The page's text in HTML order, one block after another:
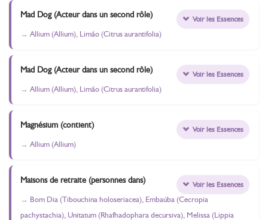
Mad Dog (Acteur dans un second rôle)
Allium (Allium), Limão (Citrus aurantifolia)
Voir les Essences
Mad Dog (Acteur dans un second rôle)
Allium (Allium), Limão (Citrus aurantifolia)
Voir les Essences
Magnésium (contient)
Allium (Allium)
Voir les Essences
Maisons de retraite (personnes dans)
Bom Dia (Tibouchina holoseriacea), Embaúba (Cecropia
pachystachia), Unitatum (Rhafhadophara decursiva), Melissa (Lippia
Voir les Essences